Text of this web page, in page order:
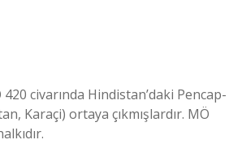
civarında Hindistan’daki Pencap-
Karaçi) ortaya çıkmışlardır. MÖ